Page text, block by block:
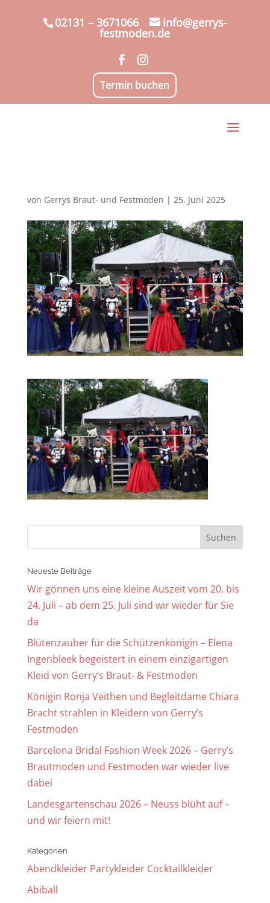
02131 – 3671066 info@gerrys-
festmoden.de
Termin buchen
von Gerrys Braut- und Festmoden | 25. Juni 2025
Neueste Beiträge
Wir gönnen uns eine kleine Auszeit vom 20. bis
24. Juli – ab dem 25. Juli sind wir wieder für Sie
da
Blütenzauber für die Schützenkönigin – Elena
Ingenbleek begeistert in einem einzigartigen
Kleid von Gerry’s Braut- & Festmoden
Königin Ronja Veithen und Begleitdame Chiara
Bracht strahlen in Kleidern von Gerry’s
Festmoden
Barcelona Bridal Fashion Week 2026 – Gerry’s
Brautmoden und Festmoden war wieder live
dabei
Landesgartenschau 2026 – Neuss blüht auf –
und wir feiern mit!
Kategorien
Abendkleider Partykleider Cocktailkleider
Abiball